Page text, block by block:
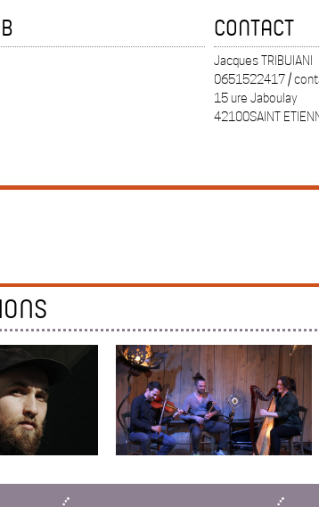
CONTACT
Jacques TRIBUIANI
0651522417 /
15 ure Jaboulay
42100SAINT